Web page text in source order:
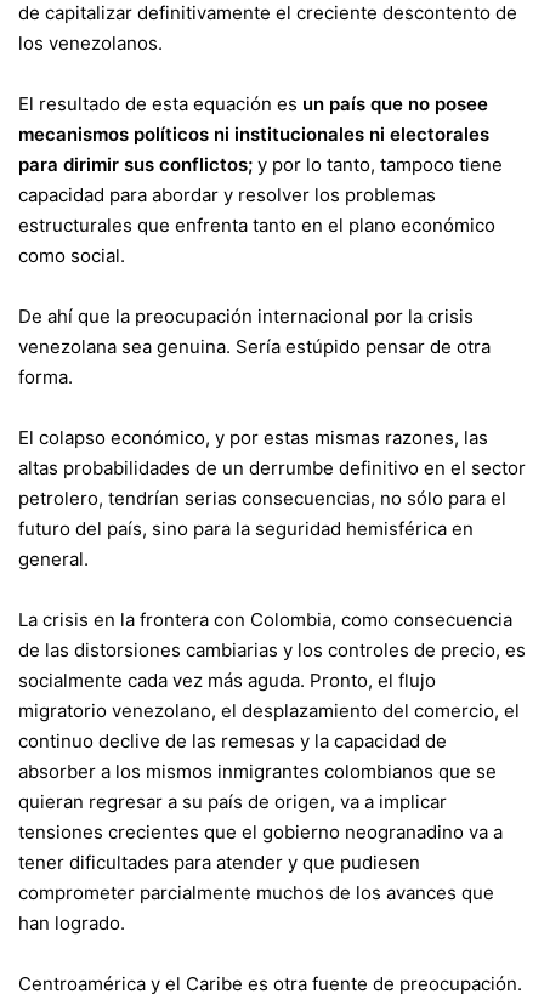
de capitalizar definitivamente el creciente descontento de
los venezolanos.
El resultado de esta equación es un país que no posee
mecanismos políticos ni institucionales ni electorales
para dirimir sus conflictos; y por lo tanto, tampoco tiene
capacidad para abordar y resolver los problemas
estructurales que enfrenta tanto en el plano económico
como social.
De ahí que la preocupación internacional por la crisis
venezolana sea genuina. Sería estúpido pensar de otra
forma.
El colapso económico, y por estas mismas razones, las
altas probabilidades de un derrumbe definitivo en el sector
petrolero, tendrían serias consecuencias, no sólo para el
futuro del país, sino para la seguridad hemisférica en
general.
La crisis en la frontera con Colombia, como consecuencia
de las distorsiones cambiarias y los controles de precio, es
socialmente cada vez más aguda. Pronto, el flujo
migratorio venezolano, el desplazamiento del comercio, el
continuo declive de las remesas y la capacidad de
absorber a los mismos inmigrantes colombianos que se
quieran regresar a su país de origen, va a implicar
tensiones crecientes que el gobierno neogranadino va a
tener dificultades para atender y que pudiesen
comprometer parcialmente muchos de los avances que
han logrado.
Centroamérica y el Caribe es otra fuente de preocupación.